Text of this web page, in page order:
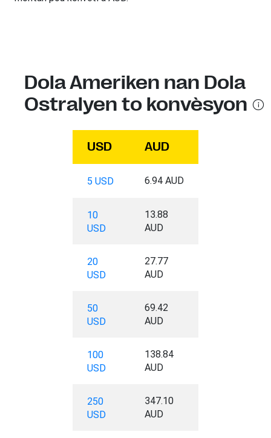
Dola Ameriken nan Dola
Ostralyen to konvèsyon
USD AUD
5 USD 6.94 AUD
10
USD
13.88
AUD
20
USD
27.77
AUD
50
USD
69.42
AUD
100
USD
138.84
AUD
250
USD
347.10
AUD